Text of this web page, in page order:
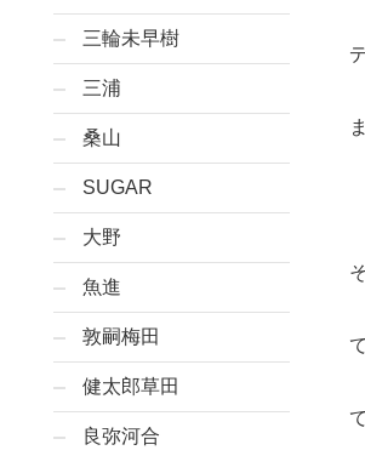
三輪未早樹
三浦
桑山
SUGAR
大野
魚進
敦嗣梅田
健太郎草田
良弥河合